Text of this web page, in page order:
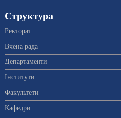
Структура
Ректорат
Вчена рада
Департаменти
Інститути
Факультети
Кафедри